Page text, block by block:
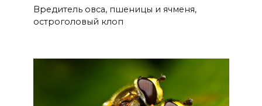
Вредитель овса, пшеницы и ячменя,
остроголовый клоп